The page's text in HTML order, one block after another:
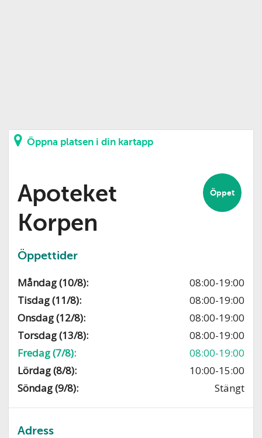
Öppna platsen i din kartapp
Öppet
Apoteket
Korpen
Öppettider
Måndag (10/8):
08:00-19:00
Tisdag (11/8):
08:00-19:00
Onsdag (12/8):
08:00-19:00
Torsdag (13/8):
08:00-19:00
Fredag (7/8):
08:00-19:00
Lördag (8/8):
10:00-15:00
Söndag (9/8):
Stängt
Adress